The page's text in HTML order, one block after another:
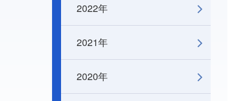
2022年
2021年
2020年